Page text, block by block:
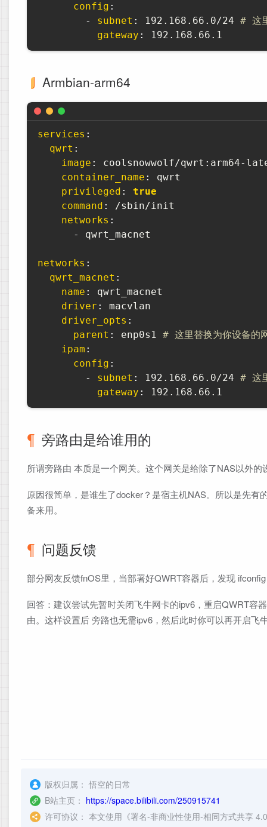
config :
-
subnet : 192.168.66.0/24 # 这
gateway :
Armbian-arm64
services :
qwrt :
image : coolsnowwolf/qwrt : arm64-
container_name :
qwrt
privileged :
true
command :
/sbin/init
networks :
-
qwrt_macnet
networks :
qwrt_macnet :
name :
qwrt_macnet
driver :
macvlan
driver_opts :
parent : enp0s1 # 这里替换为你设备
ipam :
config :
-
subnet : 192.168.66.0/24 # 这
gateway : 192.168.66.1
旁路由是给谁用的
所谓旁路由 本质是一个网关。这个网关是给除了NAS以外
原因很简单，是谁生了docker？是宿主机NAS。所以是先
备来用。
问题反馈
部分网友反馈fnOS里，当部署好QWRT容器后，发现
回答：建议尝试先暂时关闭飞牛网卡的ipv6，重启QWRT容
由。这样设置后 旁路也无需ipv6，然后此时你可以再开启飞
版权归属： 悟空的日常
B站主页： https://space.bilibili.com/250915741
许可协议： 本文使用《署名-非商业性使用-相同方式共享